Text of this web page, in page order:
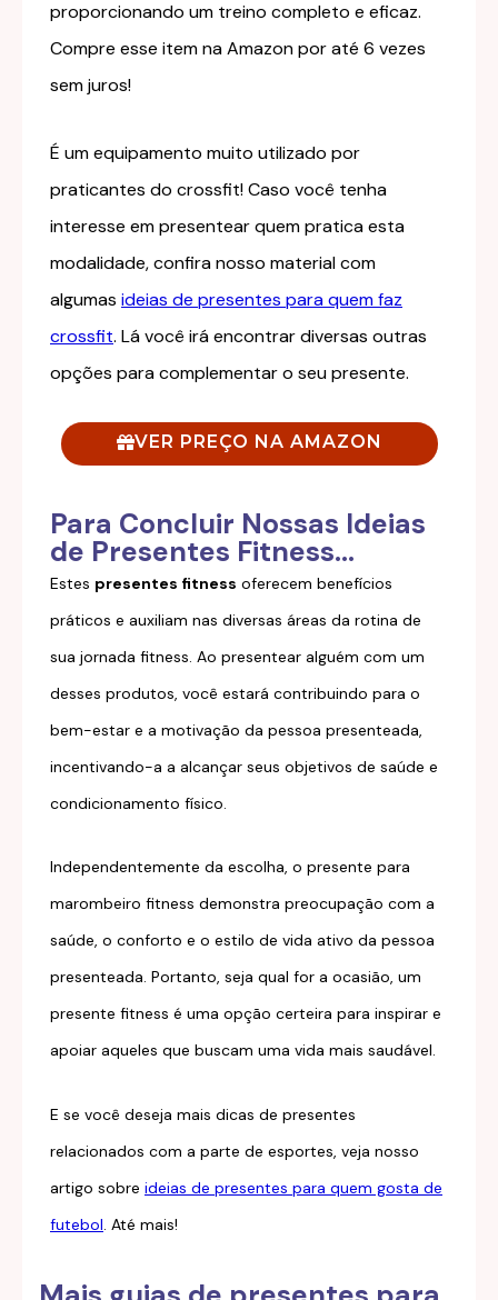
proporcionando um treino completo e eficaz.
Compre esse item na Amazon por até 6 vezes
sem juros!
É um equipamento muito utilizado por
praticantes do crossfit! Caso você tenha
interesse em presentear quem pratica esta
modalidade, confira nosso material com
algumas ideias de presentes para quem faz
crossfit. Lá você irá encontrar diversas outras
opções para complementar o seu presente.
VER PREÇO NA AMAZON
Para Concluir Nossas Ideias
de Presentes Fitness...
Estes presentes fitness oferecem benefícios
práticos e auxiliam nas diversas áreas da rotina de
sua jornada fitness. Ao presentear alguém com um
desses produtos, você estará contribuindo para o
bem-estar e a motivação da pessoa presenteada,
incentivando-a a alcançar seus objetivos de saúde e
condicionamento físico.
Independentemente da escolha, o presente para
marombeiro fitness demonstra preocupação com a
saúde, o conforto e o estilo de vida ativo da pessoa
presenteada. Portanto, seja qual for a ocasião, um
presente fitness é uma opção certeira para inspirar e
apoiar aqueles que buscam uma vida mais saudável.
E se você deseja mais dicas de presentes
relacionados com a parte de esportes, veja nosso
artigo sobre ideias de presentes para quem gosta de
futebol. Até mais!